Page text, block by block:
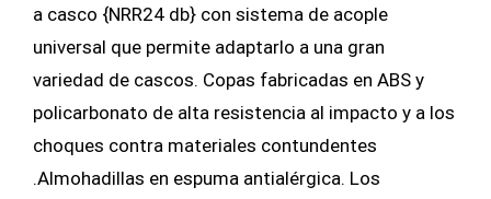
a casco {NRR24 db} con sistema de acople
universal que permite adaptarlo a una gran
variedad de cascos. Copas fabricadas en ABS y
policarbonato de alta resistencia al impacto y a los
choques contra materiales contundentes
.Almohadillas en espuma antialérgica. Los